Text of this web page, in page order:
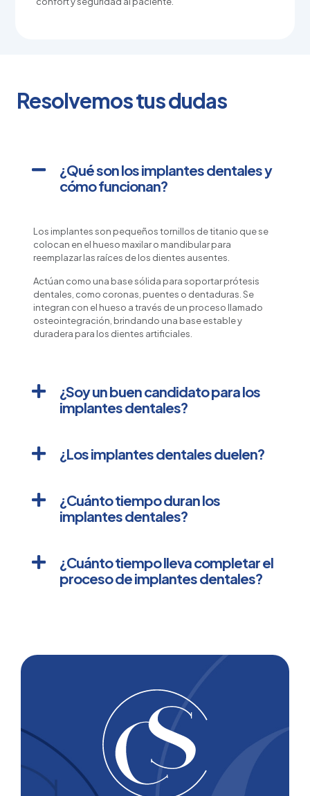
Resolvemos tus dudas
¿Qué son los implantes dentales y
cómo funcionan?
Los implantes son pequeños tornillos de titanio que se
colocan en el hueso maxilar o mandibular para
reemplazar las raíces de los dientes ausentes.
Actúan como una base sólida para soportar prótesis
dentales, como coronas, puentes o dentaduras. Se
integran con el hueso a través de un proceso llamado
osteointegración, brindando una base estable y
duradera para los dientes artificiales.
¿Soy un buen candidato para los
implantes dentales?
¿Los implantes dentales duelen?
¿Cuánto tiempo duran los
implantes dentales?
¿Cuánto tiempo lleva completar el
proceso de implantes dentales?